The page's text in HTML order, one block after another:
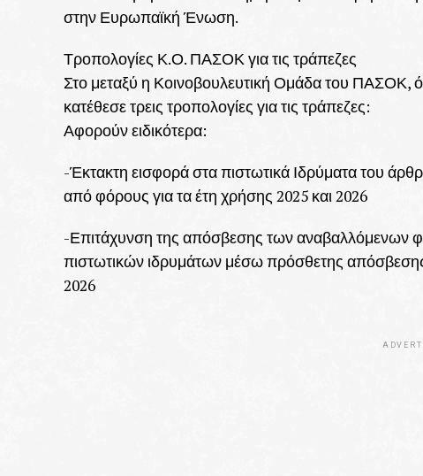
στην Ευρωπαϊκή Ένωση.
Τροπολογίες Κ.Ο. ΠΑΣΟΚ για τις τράπεζες
Στο μεταξύ η Κοινοβουλευτική Ομάδα του ΠΑΣΟΚ,
κατέθεσε τρεις τροπολογίες για τις τράπεζες:
Αφορούν ειδικότερα:
-Έκτακτη εισφορά στα πιστωτικά Ιδρύματα του
από φόρους για τα έτη χρήσης 2025 και 2026
-Επιτάχυνση της απόσβεσης των αναβαλλόμενων
πιστωτικών ιδρυμάτων μέσω πρόσθετης
2026